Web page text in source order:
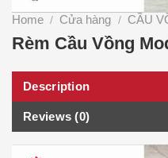
Home / Cửa hàng / CẦU
Rèm Cầu Vồng
Description
Reviews (0)